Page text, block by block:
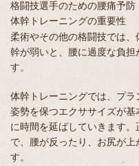
格闘技選手のための腰痛予防
体幹トレーニングの重要性
柔術やその他の格闘技では
幹が弱いと、腰に過度な負
す。
体幹トレーニングでは、プ
姿勢を保つエクササイズが
に時間を延ばしていきます
で、腰が反ったり、お尻が
す。